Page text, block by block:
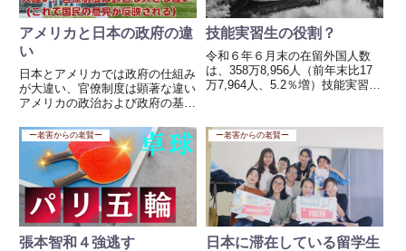
アメリカと日本の政府の違
い
日本とアメリカでは政府の仕組み
が大違い、官僚制度は顕著な違い
アメリカの政治および政府の基本
下の三権が独立しており、互いに
抑制と均衡を保つよう設計されて
います： 立法府（Congress / 議
会）：上院（Sen...
技能実習生の役割？
令和６年６月末の在留外国人数
は、358万8,956人（前年末比17
万7,964人、5.2％増）技能実習
日本の人手不足を補う分野に多く
集中しています。とくに「単純労
働ではなく技...
ー老害からの老賢ー
張本智和４強逃す
ー老害からの老賢ー
日本に滞在している留学生